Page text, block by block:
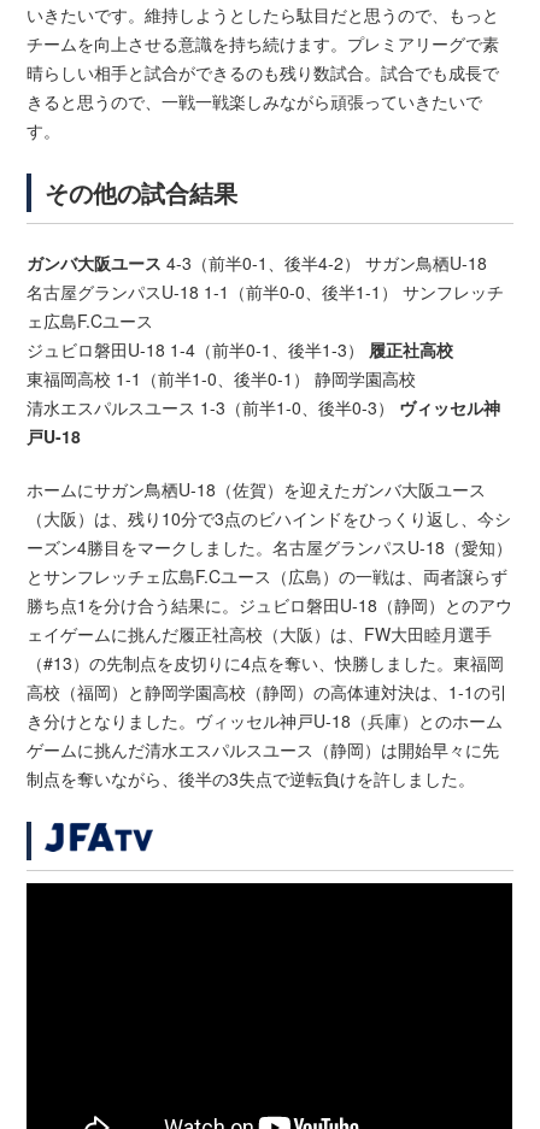
いきたいです。維持しようとしたら駄目だと思うので、もっと
チームを向上させる意識を持ち続けます。プレミアリーグで素
晴らしい相手と試合ができるのも残り数試合。試合でも成長で
きると思うので、一戦一戦楽しみながら頑張っていきたいで
す。
その他の試合結果
ガンバ大阪ユース 4-3（前半0-1、後半4-2） サガン鳥栖U-18
名古屋グランパスU-18 1-1（前半0-0、後半1-1） サンフレッチ
ェ広島F.Cユース
ジュビロ磐田U-18 1-4（前半0-1、後半1-3）
履正社高校
東福岡高校 1-1（前半1-0、後半0-1） 静岡学園高校
清水エスパルスユース 1-3（前半1-0、後半0-3） ヴィッセル神
戸U-18
ホームにサガン鳥栖U-18（佐賀）を迎えたガンバ大阪ユース
（大阪）は、残り10分で3点のビハインドをひっくり返し、今シ
ーズン4勝目をマークしました。名古屋グランパスU-18（愛知）
とサンフレッチェ広島F.Cユース（広島）の一戦は、両者譲らず
勝ち点1を分け合う結果に。ジュビロ磐田U-18（静岡）とのアウ
ェイゲームに挑んだ履正社高校（大阪）は、FW大田睦月選手
（#13）の先制点を皮切りに4点を奪い、快勝しました。東福岡
高校（福岡）と静岡学園高校（静岡）の高体連対決は、1-1の引
き分けとなりました。ヴィッセル神戸U-18（兵庫）とのホーム
ゲームに挑んだ清水エスパルスユース（静岡）は開始早々に先
制点を奪いながら、後半の3失点で逆転負けを許しました。